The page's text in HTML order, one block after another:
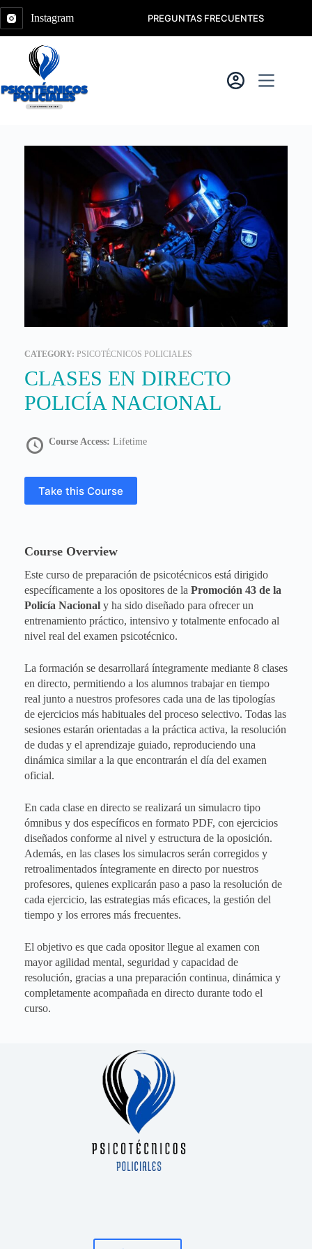
Saltar
contenido
Instagram PREGUNTAS FRECUENTES
CATEGORY: PSICOTÉCNICOS POLICIALES
CLASES EN DIRECTO
POLICÍA NACIONAL
Course Access: Lifetime
Take this Course
Course Overview
Este curso de preparación de psicotécnicos está dirigido
específicamente a los opositores de la Promoción 43 de la
Policía Nacional y ha sido diseñado para ofrecer un
entrenamiento práctico, intensivo y totalmente enfocado al
nivel real del examen psicotécnico.
La formación se desarrollará íntegramente mediante 8 clases
en directo, permitiendo a los alumnos trabajar en tiempo
real junto a nuestros profesores cada una de las tipologías
de ejercicios más habituales del proceso selectivo. Todas las
sesiones estarán orientadas a la práctica activa, la resolución
de dudas y el aprendizaje guiado, reproduciendo una
dinámica similar a la que encontrarán el día del examen
oficial.
En cada clase en directo se realizará un simulacro tipo
ómnibus y dos específicos en formato PDF, con ejercicios
diseñados conforme al nivel y estructura de la oposición.
Además, en las clases los simulacros serán corregidos y
retroalimentados íntegramente en directo por nuestros
profesores, quienes explicarán paso a paso la resolución de
cada ejercicio, las estrategias más eficaces, la gestión del
tiempo y los errores más frecuentes.
El objetivo es que cada opositor llegue al examen con
mayor agilidad mental, seguridad y capacidad de
resolución, gracias a una preparación continua, dinámica y
completamente acompañada en directo durante todo el
curso.